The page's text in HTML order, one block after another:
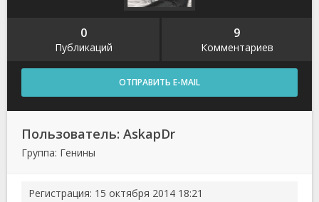
0
Публикаций
9
Комментариев
ОТПРАВИТЬ E-MAIL
Пользователь: AskapDr
Группа: Генины
Регистрация: 15 октября 2014 18:21